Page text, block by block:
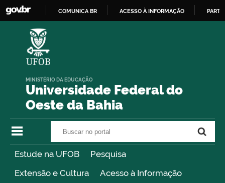
COMUNICA BR ACESSO À INFORMAÇÃO
Universidade Federal do
Oeste da Bahia
MINISTÉRIO DA EDUCAÇÃO
Estude na UFOB
Pesquisa
Extensão e Cultura
Acesso à Informação